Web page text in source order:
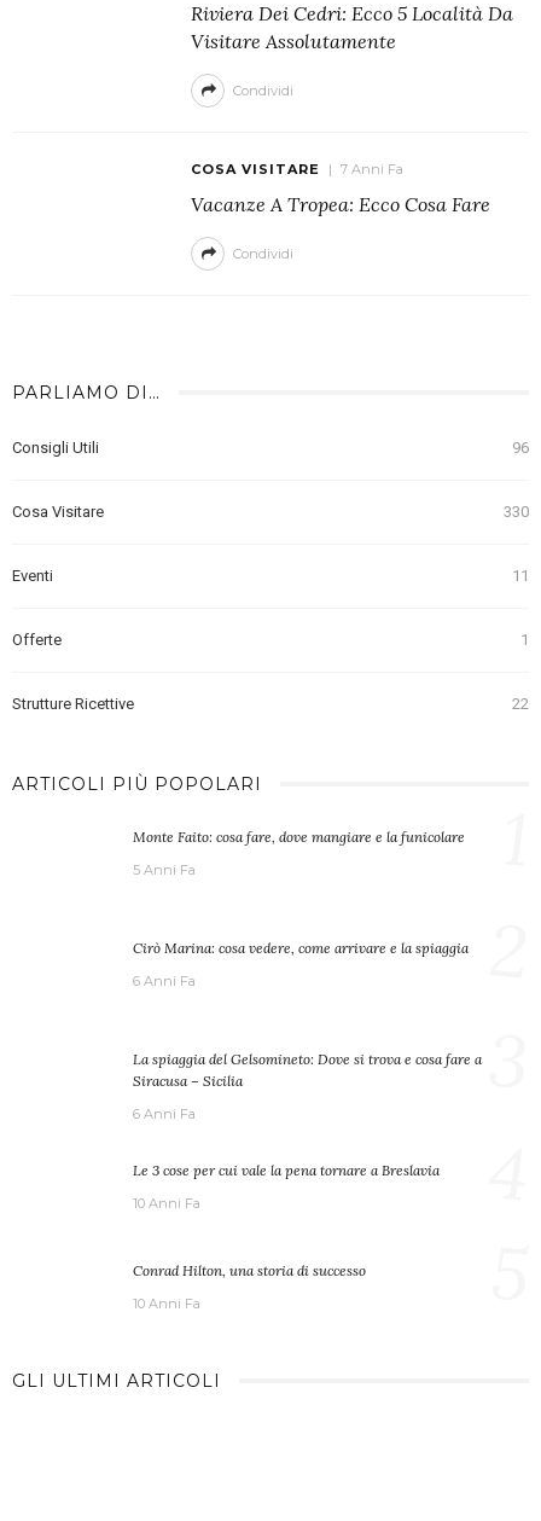
Riviera Dei Cedri: Ecco 5 Località Da
Visitare Assolutamente
Condividi
COSA VISITARE 7 Anni Fa
Vacanze A Tropea: Ecco Cosa Fare
Condividi
PARLIAMO DI…
Consigli Utili 96
Cosa Visitare 330
Eventi 11
Offerte 1
Strutture Ricettive 22
ARTICOLI PIÙ POPOLARI
Monte Faito: cosa fare, dove mangiare e la funicolare
5 Anni Fa
Cirò Marina: cosa vedere, come arrivare e la spiaggia
6 Anni Fa
La spiaggia del Gelsomineto: Dove si trova e cosa fare a
Siracusa – Sicilia
6 Anni Fa
Le 3 cose per cui vale la pena tornare a Breslavia
10 Anni Fa
Conrad Hilton, una storia di successo
10 Anni Fa
GLI ULTIMI ARTICOLI